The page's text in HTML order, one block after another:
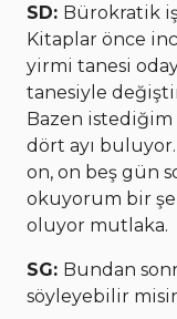
SD: Bürokratik
Kitaplar önce
yirmi tanesi
tanesiyle
Bazen istediğim
dört ayı
on, on beş gün
okuyorum bir
oluyor mutlaka.
SG: Bundan
söyleyebilir